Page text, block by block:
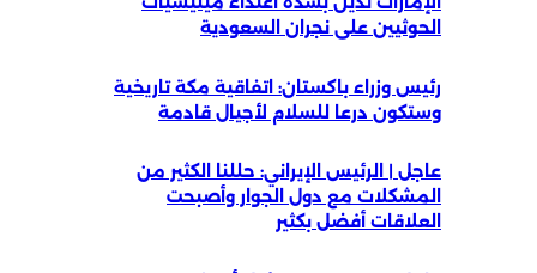
الحوثيين على نجران السعودية
رئيس وزراء باكستان: اتفاقية مكة تاريخية
وستكون درعا للسلام لأجيال قادمة
عاجل | الرئيس الإيراني: حللنا الكثير من
المشكلات مع دول الجوار وأصبحت
العلاقات أفضل بكثير